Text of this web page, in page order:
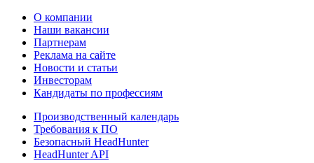
О компании
Наши вакансии
Партнерам
Реклама на сайте
Новости и статьи
Инвесторам
Кандидаты по профессиям
Производственный календарь
Требования к ПО
Безопасный HeadHunter
HeadHunter API